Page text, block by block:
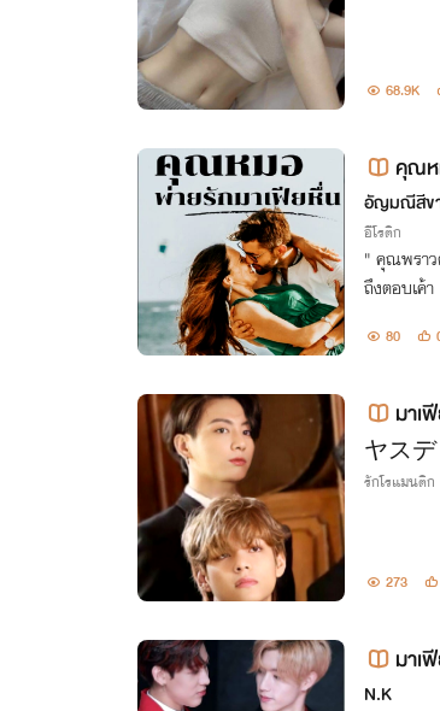
68.9K
คุณห
อัญมณี​สีข
อีโรติก
" คุณพราวครับๆ" หยางชิงหลงเรียกชื่
ถึงตอบเค้า​ " เอ่อ​ ค่ะ" พราวพร้อมเดือน​ รู้สึกเหมือน​ว่าตัวเองตอ
80
มาเ
ヤスデ
รักโรแมนติก
273
มาเ
N.K